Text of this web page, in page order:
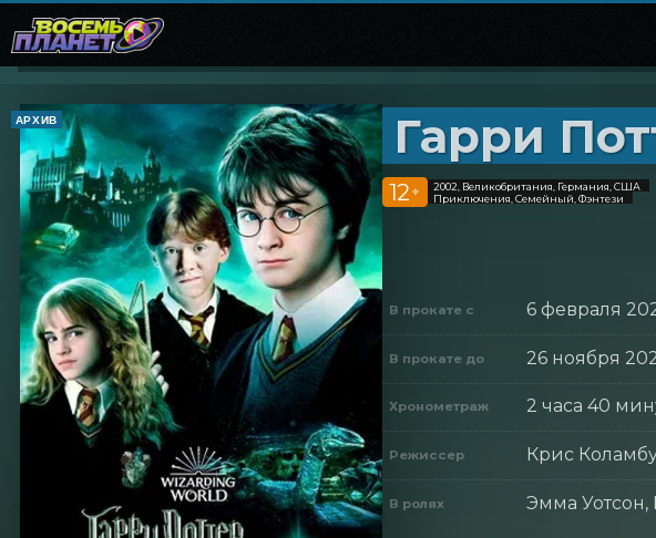
АРХИВ Гарри
12 +
2002, Великобритания, Германия, США
Приключения, Семейный, Фэнтези
В прокате с 6 февраля
В прокате до 26 ноября
Хронометраж 2 часа 40
Режиссер Крис
В ролях Эмма